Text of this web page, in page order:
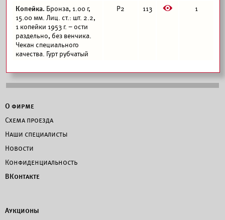
Копейка. Бронза, 1.00 г,
15.00 мм. Лиц. ст.: шт. 2.2,
1 копейки 1953 г. – ости
раздельно, без венчика.
Чекан специального
качества. Гурт рубчатый
Р2 113 E 1
О фирме
Схема проезда
Наши специалисты
Новости
Конфиденциальность
ВКонтакте
Аукционы